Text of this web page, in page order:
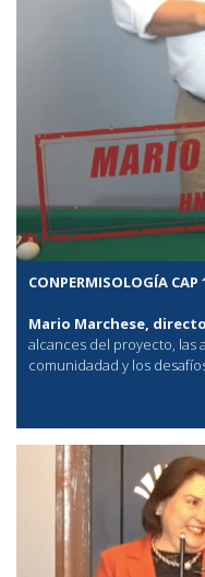
CONPERMISOLOGÍA CAP
Mario Marchese,
alcances del proyecto, las
comunidadad y los